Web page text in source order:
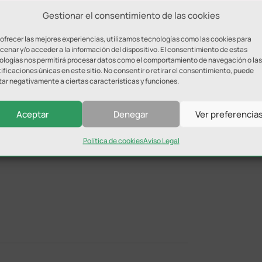
Gestionar el consentimiento de las cookies
las mejores experiencias, utilizamos tecnologías como las cookies para
y/o acceder a la información del dispositivo. El consentimiento de estas
nos permitirá procesar datos como el comportamiento de navegación o las
únicas en este sitio. No consentir o retirar el consentimiento, puede
negativamente a ciertas características y funciones.
Aceptar Denegar Ver
Política de cookiesAviso Legal
victoria junto a Leyun. Los recuerdos de mis inicios, los
competido y las muchas historias y anécdotas que he
tengo palabras de agradecimiento para todos por
copiloto que espero seguir viviendo con intensidad
Cumbrero.